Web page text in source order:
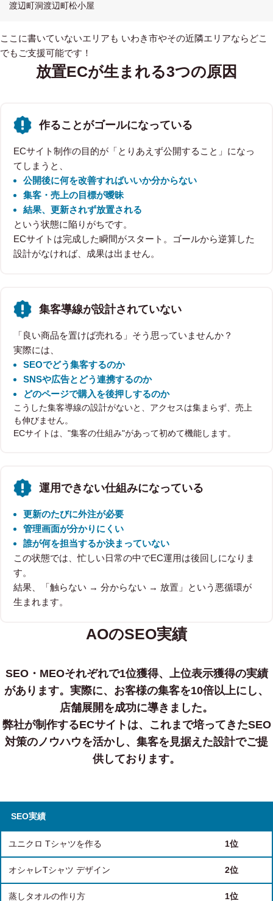
渡辺町洞渡辺町松小屋
ここに書いていないエリアも いわき市やその近隣エリアならどこ
でもご支援可能です！
放置ECが生まれる3つの原因
作ることがゴールになっている
ECサイト制作の目的が「とりあえず公開すること」になっ
てしまうと、
公開後に何を改善すればいいか分からない
集客・売上の目標が曖昧
結果、更新されず放置される
という状態に陥りがちです。
ECサイトは完成した瞬間がスタート。ゴールから逆算した
設計がなければ、成果は出ません。
集客導線が設計されていない
「良い商品を置けば売れる」そう思っていませんか？
実際には、
SEOでどう集客するのか
SNSや広告とどう連携するのか
どのページで購入を後押しするのか
こうした集客導線の設計がないと、アクセスは集まらず、売上
も伸びません。
ECサイトは、"集客の仕組み"があって初めて機能します。
運用できない仕組みになっている
更新のたびに外注が必要
管理画面が分かりにくい
誰が何を担当するか決まっていない
この状態では、忙しい日常の中でEC運用は後回しになりま
す。
結果、「触らない → 分からない → 放置」という悪循環が
生まれます。
AOのSEO実績
SEO・MEOそれぞれで1位獲得、上位表示獲得の実績
があります。 実際に、お客様の集客を10倍以上にし、
店舗展開を成功に導きました。
弊社が制作するECサイトは、これまで培ってきたSEO
対策のノウハウを活かし、集客を見据えた設計でご提
供しております。
SEO実績
ユニクロ Tシャツを作る 1位
オシャレTシャツ デザイン 2位
蒸しタオルの作り方 1位